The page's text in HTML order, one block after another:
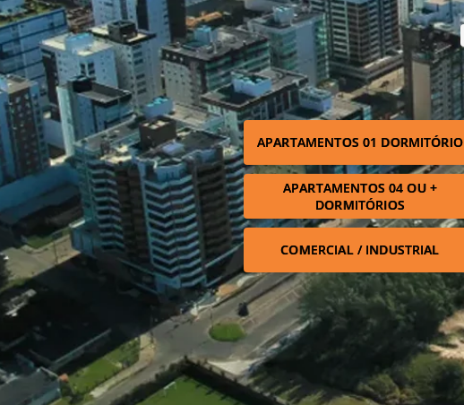
APARTAMENTOS 01 DORMITÓRIO
APARTAMENTOS 04 OU +
DORMITÓRIOS
COMERCIAL / INDUSTRIAL